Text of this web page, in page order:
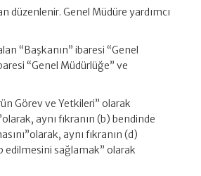
düzenlenir. Genel Müdüre yardımcı
“Başkanın” ibaresi “Genel
“Genel Müdürlüğe” ve
Görev ve Yetkileri” olarak
aynı fıkranın (b) bendinde
aynı fıkranın (d)
edilmesini sağlamak” olarak